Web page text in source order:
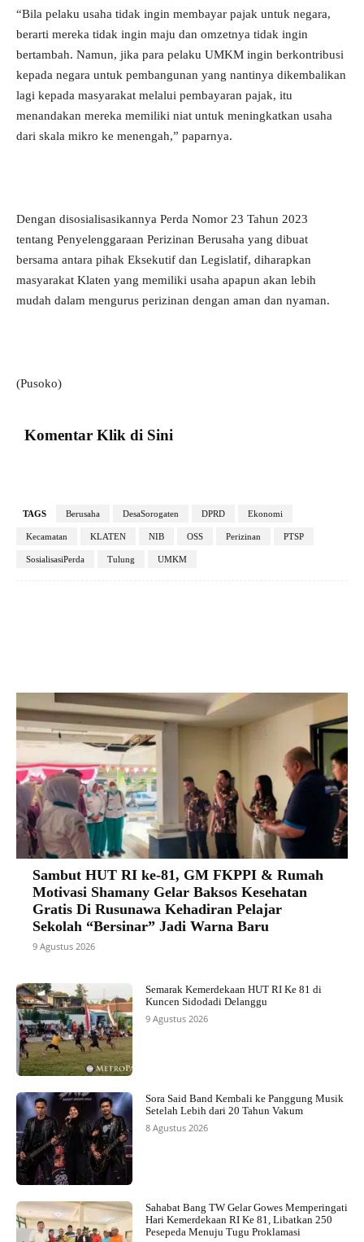
“Bila pelaku usaha tidak ingin membayar pajak untuk negara,
berarti mereka tidak ingin maju dan omzetnya tidak ingin
bertambah. Namun, jika para pelaku UMKM ingin berkontribusi
kepada negara untuk pembangunan yang nantinya dikembalikan
lagi kepada masyarakat melalui pembayaran pajak, itu
menandakan mereka memiliki niat untuk meningkatkan usaha
dari skala mikro ke menengah,” paparnya.
Dengan disosialisasikannya Perda Nomor 23 Tahun 2023
tentang Penyelenggaraan Perizinan Berusaha yang dibuat
bersama antara pihak Eksekutif dan Legislatif, diharapkan
masyarakat Klaten yang memiliki usaha apapun akan lebih
mudah dalam mengurus perizinan dengan aman dan nyaman.
(Pusoko)
Komentar Klik di Sini
TAGS Berusaha DesaSorogaten DPRD Ekonomi
Kecamatan KLATEN NIB OSS Perizinan PTSP
SosialisasiPerda Tulung UMKM
Sambut HUT RI ke-81, GM FKPPI & Rumah
Motivasi Shamany Gelar Baksos Kesehatan
Gratis Di Rusunawa Kehadiran Pelajar
Sekolah “Bersinar” Jadi Warna Baru
9 Agustus 2026
Semarak Kemerdekaan HUT RI Ke 81 di
Kuncen Sidodadi Delanggu
9 Agustus 2026
Sora Said Band Kembali ke Panggung Musik
Setelah Lebih dari 20 Tahun Vakum
8 Agustus 2026
Sahabat Bang TW Gelar Gowes Memperingati
Hari Kemerdekaan RI Ke 81, Libatkan 250
Pesepeda Menuju Tugu Proklamasi